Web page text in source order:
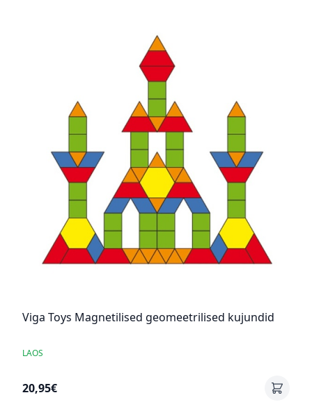
Viga Toys Magnetilised geomeetrilised kujundid
LAOS
20,95€